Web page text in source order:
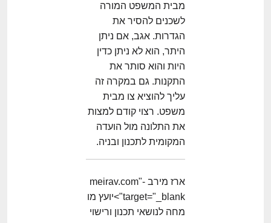
מבית המשפט המורה
לשכנים להסיר את
הגדרות. אגב, אם ניתן
היתר, הוא לא ניתן כדין
היות והוא סותר את
התקנות. גם במקרה זה
עליך להוציא צו מבית
משפט. רצוי קודם למצות
את התלונה מול הועדה
המקומית לתכנון ובניה.
ארז מירב -meirav.com"
target="_blank">יועץ מו
מחה לנושאי תכנון ורישוי